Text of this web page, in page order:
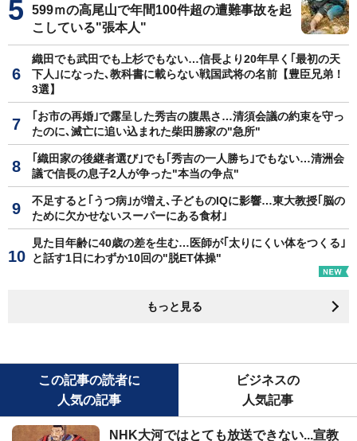
599ｍの高尾山で年間100件超の遭難事故を起
こしている"張本人"
織田でも武田でも上杉でもない…信長より20年早く｢最初の天
下人｣になった､教科書に載らない戦国武将の名前【豊臣兄弟！
3選】
｢お市の再婚｣で露呈した秀吉の腹黒さ…清須会議の約束を守っ
たのに､滅亡に追い込まれた柴田勝家の"急所"
｢織田家の後継者選び｣でも｢秀吉の一人勝ち｣でもない…清洲会
議で信長の息子2人が争った"本当の争点"
不足すると｢うつ病｣が増え､子どものIQに影響…東大教授｢脳の
ために欠かせないスーパーにある食材｣
見た目年齢に40歳の差を生む…医師が｢太りにくい体をつくる｣
と話す1日にわずか10回の"脱ET体操"
もっと見る
この記事の読者に
人気の記事
ビジネスの
人気記事
NHK大河ではとても放送できない...宣教